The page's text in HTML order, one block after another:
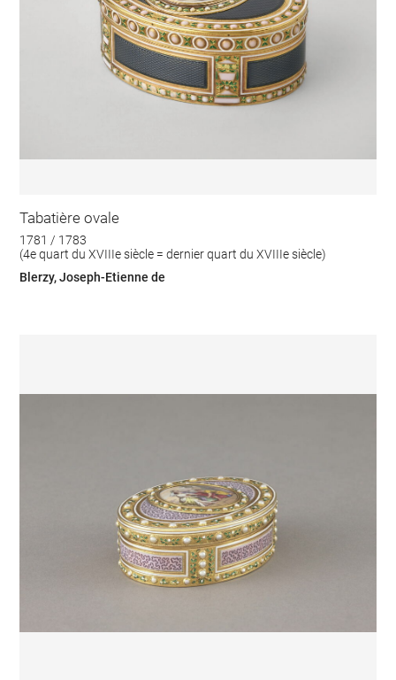
Tabatière ovale
1781 / 1783
(4e quart du XVIIIe siècle = dernier quart du XVIIIe siècle)
Blerzy, Joseph-Etienne de